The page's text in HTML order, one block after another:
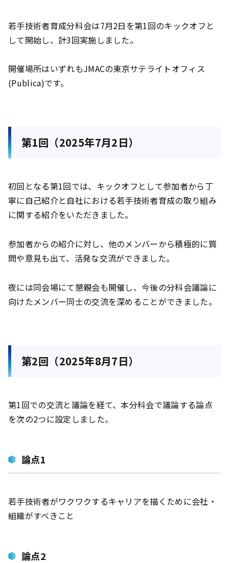
若手技術者育成分科会は7月2日を第1回のキックオフと
して開始し、計3回実施しました。
開催場所はいずれもJMACの東京サテライトオフィス
(Publica)です。
第1回（2025年7月2日）
初回となる第1回では、キックオフとして参加者から丁
寧に自己紹介と自社における若手技術者育成の取り組み
に関する紹介をいただきました。
参加者からの紹介に対し、他のメンバーから積極的に質
問や意見も出て、活発な交流ができました。
夜には同会場にて懇親会も開催し、今後の分科会議論に
向けたメンバー同士の交流を深めることができました。
第2回（2025年8月7日）
第1回での交流と議論を経て、本分科会で議論する論点
を次の2つに設定しました。
論点1
若手技術者がワクワクするキャリアを描くために会社・
組織がすべきこと
論点2